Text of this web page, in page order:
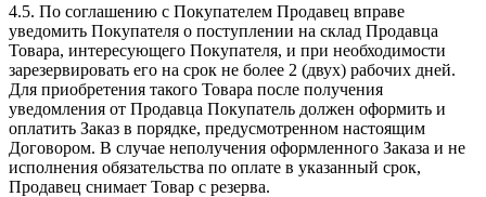
4.5. По соглашению с Покупателем Продавец вправе
уведомить Покупателя о поступлении на склад Продавца
Товара, интересующего Покупателя, и при необходимости
зарезервировать его на срок не более 2 (двух) рабочих дней.
Для приобретения такого Товара после получения
уведомления от Продавца Покупатель должен оформить и
оплатить Заказ в порядке, предусмотренном настоящим
Договором. В случае неполучения оформленного Заказа и не
исполнения обязательства по оплате в указанный срок,
Продавец снимает Товар с резерва.